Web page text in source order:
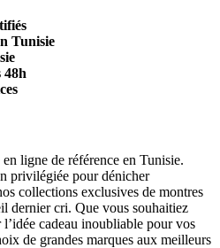
Tunisie
48h
ligne de référence en Tunisie.
privilégiée pour dénicher
collections exclusives de montres
dernier cri. Que vous souhaitiez
cadeau inoubliable pour vos
de grandes marques aux meilleurs